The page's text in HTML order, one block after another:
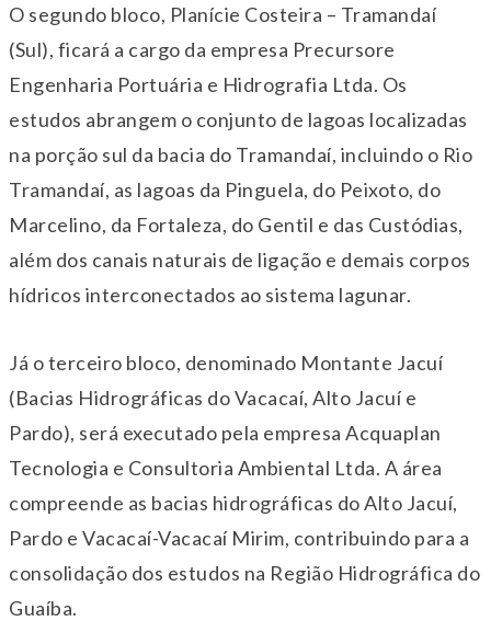
O segundo bloco, Planície Costeira – Tramandaí
(Sul), ficará a cargo da empresa Precursore
Engenharia Portuária e Hidrografia Ltda. Os
estudos abrangem o conjunto de lagoas localizadas
na porção sul da bacia do Tramandaí, incluindo o Rio
Tramandaí, as lagoas da Pinguela, do Peixoto, do
Marcelino, da Fortaleza, do Gentil e das Custódias,
além dos canais naturais de ligação e demais corpos
hídricos interconectados ao sistema lagunar.
Já o terceiro bloco, denominado Montante Jacuí
(Bacias Hidrográficas do Vacacaí, Alto Jacuí e
Pardo), será executado pela empresa Acquaplan
Tecnologia e Consultoria Ambiental Ltda. A área
compreende as bacias hidrográficas do Alto Jacuí,
Pardo e Vacacaí-Vacacaí Mirim, contribuindo para a
consolidação dos estudos na Região Hidrográfica do
Guaíba.